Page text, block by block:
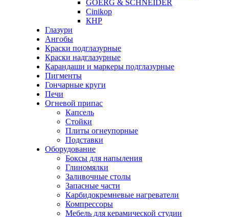
GOERG & SCHNEIDER
Cinikop
КНР
Глазури
Ангобы
Краски подглазурные
Краски надглазурные
Карандаши и маркеры подглазурные
Пигменты
Гончарные круги
Печи
Огневой припас
Капсель
Стойки
Плиты огнеупорные
Подставки
Оборудование
Боксы для напыления
Глиномялки
Заливочные столы
Запасные части
Карбидокремневые нагреватели
Компрессоры
Мебель для керамической студии